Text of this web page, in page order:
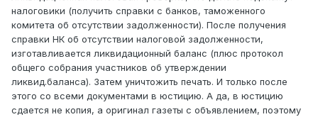
налоговики (получить справки с банков, таможенного
комитета об отсутствии задолженности). После получения
справки НК об отсутствии налоговой задолженности,
изготавливается ликвидационный баланс (плюс протокол
общего собрания участников об утверждении
ликвид.баланса). Затем уничтожить печать. И только после
этого со всеми документами в юстицию. А да, в юстицию
сдается не копия, а оригинал газеты с объявлением, поэтому